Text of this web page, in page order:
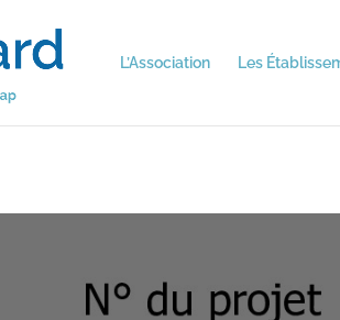
L’Association Les